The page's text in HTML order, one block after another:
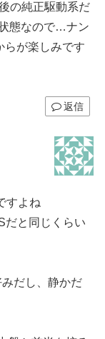
の純正駆動系だ
態なので…ナン
らが楽しみです
返信
すよね
だと同じくらい
だし、静かだ